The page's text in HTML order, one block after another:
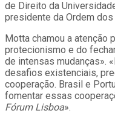
de Direito da
presidente da Ordem
Motta chamou a atenção
protecionismo e do
de intensas mudanças».
desafios existenciais,
cooperação. Brasil e
fomentar essas
Fórum Lisboa».